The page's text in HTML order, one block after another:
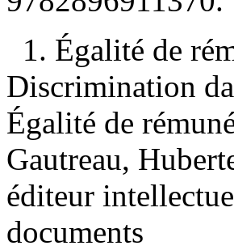
1. Égalité de
Discrimination
Égalité de
Gautreau,
éditeur
documents